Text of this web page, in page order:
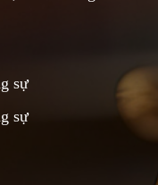
sự
sự